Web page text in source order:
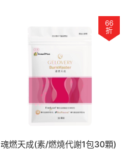
66
折
魂燃天成(素/燃燒代謝1包30顆)